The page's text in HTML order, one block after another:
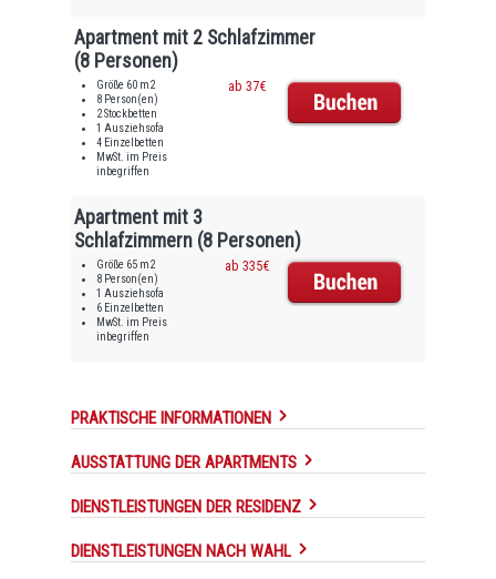
Apartment mit 2 Schlafzimmer
(8 Personen)
Größe 60 m2
8 Person(en)
2 Stockbetten
1 Ausziehsofa
4 Einzelbetten
MwSt. im Preis
inbegriffen
ab 37€
Apartment mit 3
Schlafzimmern (8 Personen)
Größe 65 m2
8 Person(en)
1 Ausziehsofa
6 Einzelbetten
MwSt. im Preis
inbegriffen
ab 335€
PRAKTISCHE INFORMATIONEN
AUSSTATTUNG DER APARTMENTS
DIENSTLEISTUNGEN DER RESIDENZ
DIENSTLEISTUNGEN NACH WAHL